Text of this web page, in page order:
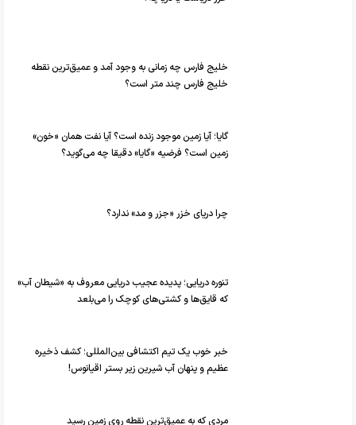
خلیج فارس چه زمانی به وجود آمد و عمیق‌ترین نقطه
خلیج فارس چند متر است؟
گایا؛ آیا زمین موجود زنده است؟ آیا نفت همان «خون»
زمین است؟ فرضیه «گایا» دقیقا چه می‌گوید؟
چرا دریای خزر «جزر و مد» ندارد؟
تنوره دریایی؛ پدیده عجیب دریایی معروف به «شیطان آب»
که قایق‌ها و کشتی‌های کوچک را می‌بلعد
خبر خوب یک تیم اکتشافی بین‌المللی؛ کشف ذخیره
عظیم و پنهان آب شیرین زیر بستر اقیانوس!
مردی که به عمیق‌ترین نقطه روی زمین رسید